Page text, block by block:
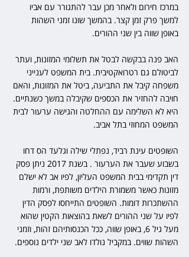
במרכז חירום ולאחר מכן עבר להתגורר עם אביו
למשך פרק זמן קצר. בהמשך שונו זמני השהות
באופן שווה בין שני ההורים.
האב פנה בבקשה לבטל את תשלומי המזונות, ועתר
לביטולם גם רטרואקטיבית. בית המשפט לענייני
משפחה קיבל את התביעה, ביטל את המזונות, והאם
חויבה להחזיר את הכספים שקיבלה במשך כשנתיים.
היא לא השלימה עם ההחלטה והגישה ערעור לבית
המשפט המחוזי בתל אביב.
השופטים עינת רביד, נפתלי שילה וגלעד הס דחו
בשבוע שעבר את הערעור . בשנת 2017 ניתן פסק
דין תקדימי בבית המשפט העליון, לפיו אב לא ישלם
מזונות כאשר משמורת הילדים משותפת, ורמות
ההשתכרות דומות. השופטים התייחסו לפסק הדין
לפיו על שני ההורים לשאת בהוצאות הקטין שהוא
מעל גיל 6, באופן שווה, ככל הכנסותיהם זהות, וזמני
השהות שווים. במקביל נולדו לאב שני ילדים נוספים.